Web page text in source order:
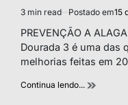
Estimated
read
time
3 min read Postado em15
PREVENÇÃO A
Dourada 3 é uma das
melhorias feitas em
Continua lendo...